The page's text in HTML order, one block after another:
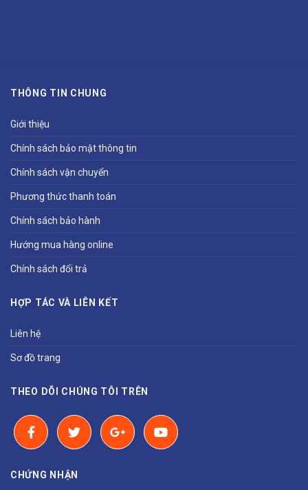
THÔNG TIN CHUNG
Giới thiệu
Chính sách bảo mật thông tin
Chính sách vận chuyển
Phương thức thanh toán
Chính sách bảo hành
Hướng mua hàng online
Chính sách đổi trả
HỢP TÁC VÀ LIÊN KẾT
Liên hệ
Sơ đồ trang
THEO DÕI CHÚNG TÔI TRÊN
CHỨNG NHẬN